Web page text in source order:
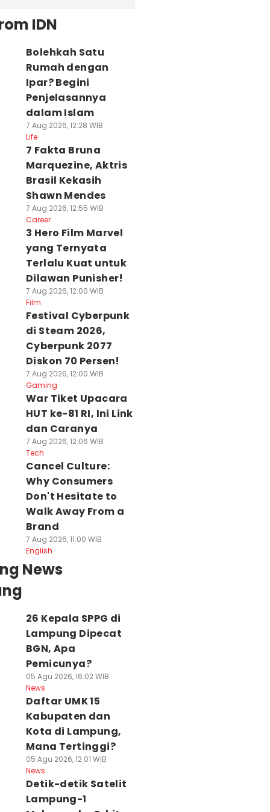
IDN
Bolehkah Satu
Rumah dengan
Ipar? Begini
Penjelasannya
dalam Islam
7 Aug 2026, 12:28 WIB
Life
7 Fakta Bruna
Marquezine, Aktris
Brasil Kekasih
Shawn Mendes
7 Aug 2026, 12:55 WIB
Career
3 Hero Film Marvel
yang Ternyata
Terlalu Kuat untuk
Dilawan Punisher!
7 Aug 2026, 12:00 WIB
Film
Festival Cyberpunk
di Steam 2026,
Cyberpunk 2077
Diskon 70 Persen!
7 Aug 2026, 12:00 WIB
Gaming
War Tiket Upacara
HUT ke-81 RI, Ini Link
dan Caranya
7 Aug 2026, 12:06 WIB
Tech
Cancel Culture:
Why Consumers
Don't Hesitate to
Walk Away From a
Brand
7 Aug 2026, 11:00 WIB
English
News
26 Kepala SPPG di
Lampung Dipecat
BGN, Apa
Pemicunya?
05 Agu 2026, 16:02 WIB
News
Daftar UMK 15
Kabupaten dan
Kota di Lampung,
Mana Tertinggi?
05 Agu 2026, 12:01 WIB
News
Detik-detik Satelit
Lampung-1